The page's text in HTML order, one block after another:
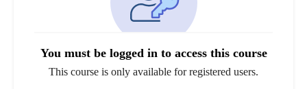
You must be logged in to access this course
This course is only available for registered users.